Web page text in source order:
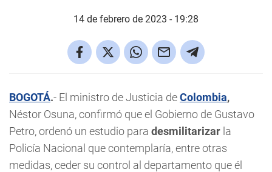
14 de febrero de 2023 - 19:28
BOGOTÁ.- El ministro de Justicia deColombia,
Néstor Osuna, confirmó que el Gobierno de Gustavo
Petro, ordenó un estudio para desmilitarizar la
Policía Nacional que contemplaría, entre otras
medidas, ceder su control al departamento que él